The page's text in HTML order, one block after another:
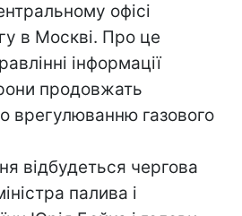
офісі
в Москві. Про це
інформації
продовжать
врегулюванню газового
відбудеться чергова
палива і